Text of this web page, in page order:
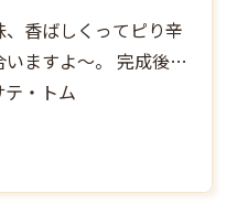
香ばしくってピり辛
ますよ～。 完成後お
上に、サテトム小さ
トム”すれば、辛さと
増して大満足！
・トム